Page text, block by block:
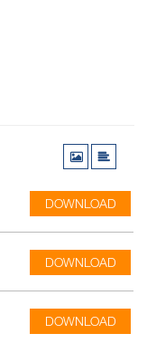
DOWNLOAD
DOWNLOAD
DOWNLOAD